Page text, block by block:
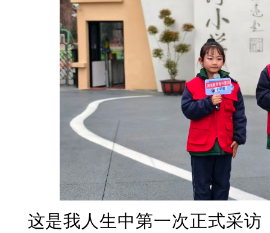
这是我人生中第一次正式采